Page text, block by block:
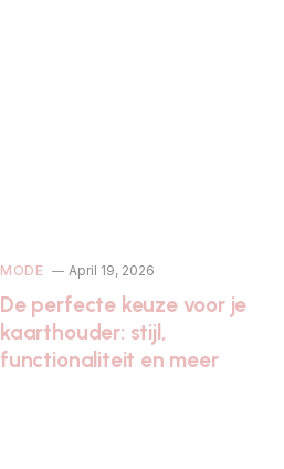
MODE April 19, 2026
De perfecte keuze voor je
kaarthouder: stijl,
functionaliteit en meer